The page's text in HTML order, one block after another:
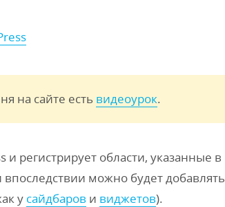
на сайте есть видеоурок.
регистрирует области, указанные в
можно будет добавлять
у сайдбаров и виджетов).